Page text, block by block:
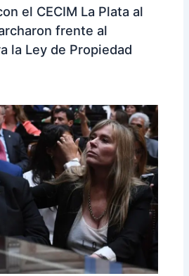
el CECIM La Plata al
frente al
la Ley de Propiedad